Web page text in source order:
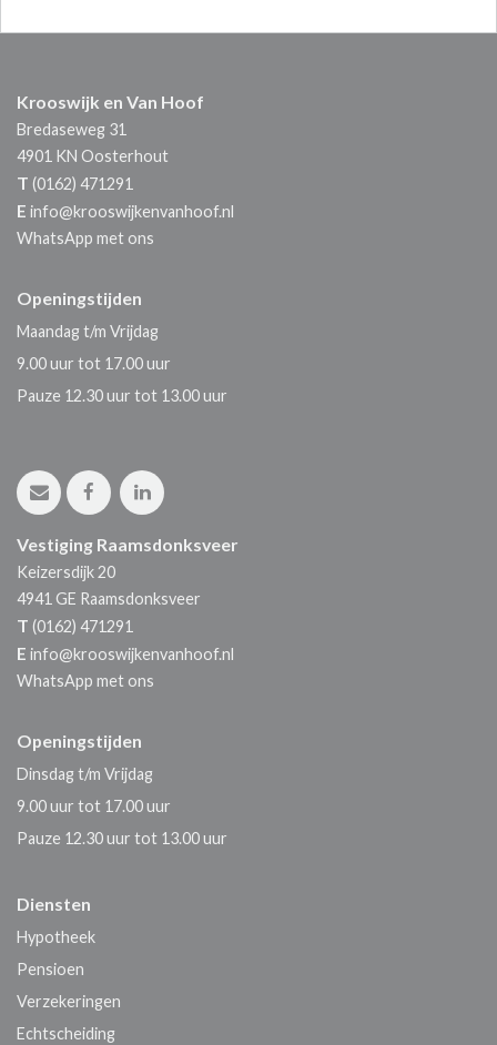
Krooswijk en Van Hoof
Bredaseweg 31
4901 KN Oosterhout
T (0162) 471291
E info@krooswijkenvanhoof.nl
WhatsApp met ons
Openingstijden
Maandag t/m Vrijdag
9.00 uur tot 17.00 uur
Pauze 12.30 uur tot 13.00 uur
Vestiging Raamsdonksveer
Keizersdijk 20
4941 GE Raamsdonksveer
T (0162) 471291
E info@krooswijkenvanhoof.nl
WhatsApp met ons
Openingstijden
Dinsdag t/m Vrijdag
9.00 uur tot 17.00 uur
Pauze 12.30 uur tot 13.00 uur
Diensten
Hypotheek
Pensioen
Verzekeringen
Echtscheiding